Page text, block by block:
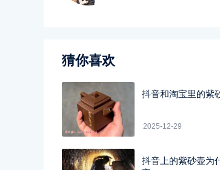
猜你喜欢
抖音和淘宝里的紫
2025-12-29
抖音上的紫砂壶为